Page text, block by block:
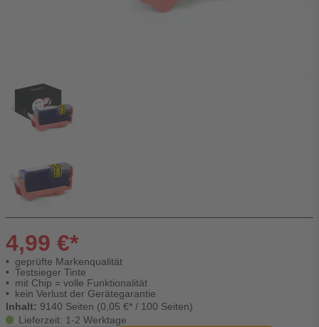
4,99 €*
geprüfte Markenqualität
Testsieger Tinte
mit Chip = volle Funktionalität
kein Verlust der Gerätegarantie
Inhalt: 9140 Seiten (0,05 €* / 100 Seiten)
Lieferzeit: 1-2 Werktage